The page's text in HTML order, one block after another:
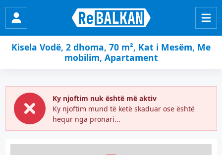
Kisela Vodë, 2 dhoma, 70 m², Kat i Mesëm, Me
mobilim, Apartament
Ky njoftim nuk është më aktiv
Ky njoftim mund të ketë skaduar ose është
hequr nga pronari...